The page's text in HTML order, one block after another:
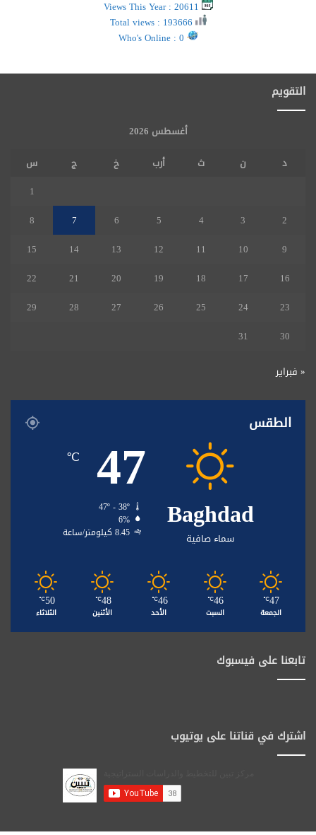
التقويم
أغسطس 2026
د
ن ث أرب خ ج
س
1
2
3
4
5
6
7
8
9
10
11
12
13
14
15
16
17
18
19
20
21
22
23
24
25
26
27
28
29
30
31
« فبراير
الطقس
Baghdad
سماء صافية
47
℃
47º - 38º
6%
8.45 كيلومتر/ساعة
47
℃
الجمعة
46
℃
السبت
46
℃
الأحد
48
℃
الأثنين
50
℃
الثلاثاء
تابعنا على فيسبوك
اشترك في قناتنا على يوتيوب